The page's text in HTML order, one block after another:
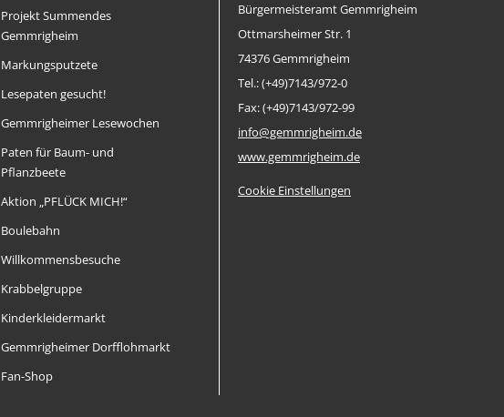
Projekt Summendes
Gemmrigheim
Markungsputzete
Lesepaten gesucht!
Gemmrigheimer Lesewochen
Paten für Baum- und
Pflanzbeete
Aktion „PFLÜCK MICH!“
Boulebahn
Willkommensbesuche
Krabbelgruppe
Kinderkleidermarkt
Gemmrigheimer Dorfflohmarkt
Fan-Shop
Bürgermeisteramt Gemmrigheim
Ottmarsheimer Str. 1
74376 Gemmrigheim
Tel.: (+49)7143/972-0
Fax: (+49)7143/972-99
info@gemmrigheim.de
www.gemmrigheim.de
Cookie Einstellungen